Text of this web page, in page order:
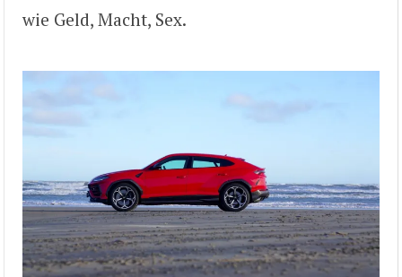
wie Geld, Macht, Sex.